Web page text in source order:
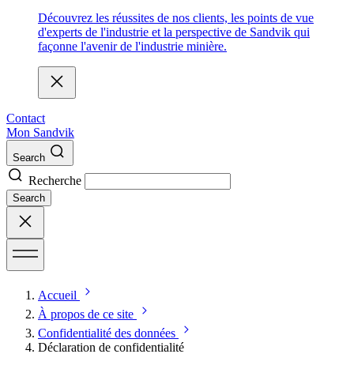
Découvrez les réussites de nos clients, les points de vue
d'experts de l'industrie et la perspective de Sandvik qui
façonne l'avenir de l'industrie minière.
Contact
Mon Sandvik
Search
Recherche
Search
Accueil
À propos de ce site
Confidentialité des données
Déclaration de confidentialité